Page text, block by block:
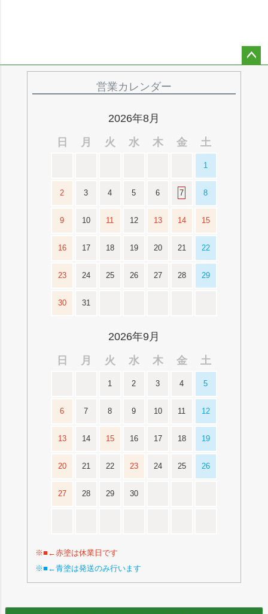
営業カレンダー
2026年8月
日
月 火 水 木 金 土
1
2 3 4 5 6 7 8
9 10 11 12 13 14 15
16 17 18 19 20 21 22
23 24 25 26 27 28 29
30 31
2026年9月
日
月 火 水 木 金 土
1 2 3 4 5
6 7 8 9 10 11 12
13 14 15 16 17 18 19
20 21 22 23 24 25 26
27 28 29 30
※■←赤塗は休業日です
※■←青塗は発送のみ行います